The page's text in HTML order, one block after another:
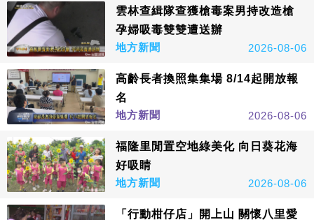
雲林查緝隊查獲槍毒案男持改造槍
孕婦吸毒雙雙遭送辦
地方新聞
2026-08-06
高齡長者換照集集場 8/14起開放報
名
地方新聞
2026-08-06
福隆里閒置空地綠美化 向日葵花海
好吸睛
地方新聞
2026-08-06
「行動柑仔店」開上山 關懷八里愛